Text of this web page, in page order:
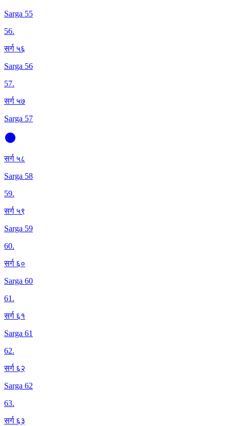
Sarga 55
56.
सर्ग ५६
Sarga 56
57.
सर्ग ५७
Sarga 57
सर्ग ५८
Sarga 58
59.
सर्ग ५९
Sarga 59
60.
सर्ग ६०
Sarga 60
61.
सर्ग ६१
Sarga 61
62.
सर्ग ६२
Sarga 62
63.
सर्ग ६३